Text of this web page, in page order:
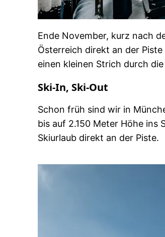
Ende November, kurz nach
Österreich direkt an der
einen kleinen Strich durch
Ski-In, Ski-Out
Schon früh sind wir in
bis auf 2.150 Meter Höhe ins
Skiurlaub direkt an der Piste.